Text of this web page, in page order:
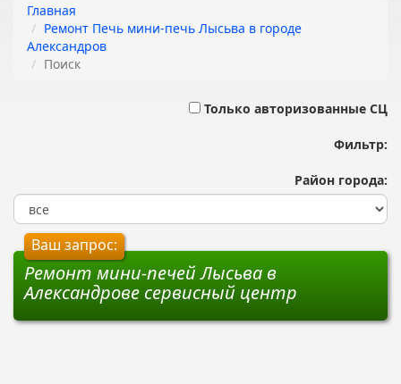
Главная
Ремонт Печь мини-печь Лысьва в городе
Александров
Поиск
Только авторизованные СЦ
Фильтр:
Район города:
Ваш запрос:
Ремонт мини-печей Лысьва в
Александрове сервисный центр